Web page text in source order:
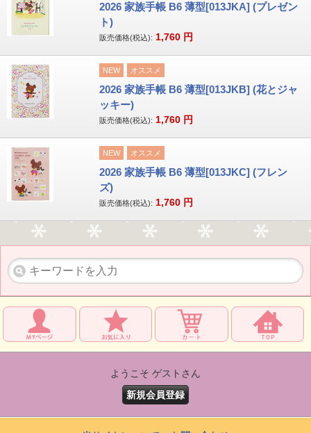
2026 家族手帳 B6 薄型[013JKA] (プレゼン
ト)
販売価格(税込): 1,760 円
NEW オススメ
2026 家族手帳 B6 薄型[013JKB] (花とジャ
ッキー)
販売価格(税込): 1,760 円
NEW オススメ
2026 家族手帳 B6 薄型[013JKC] (フレン
ズ)
販売価格(税込): 1,760 円
ようこそ ゲストさん
新規会員登録